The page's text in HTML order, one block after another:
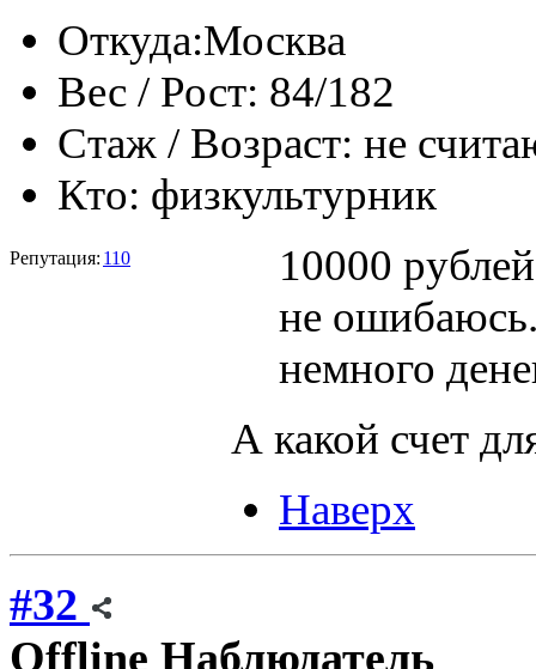
Откуда:Москва
Вес / Рост: 84/182
Стаж / Возраст: не
Кто: физкультурник
Репутация: 110
10000
не
немного
А какой счет
Наверх
#32
Offline Наблюдатель